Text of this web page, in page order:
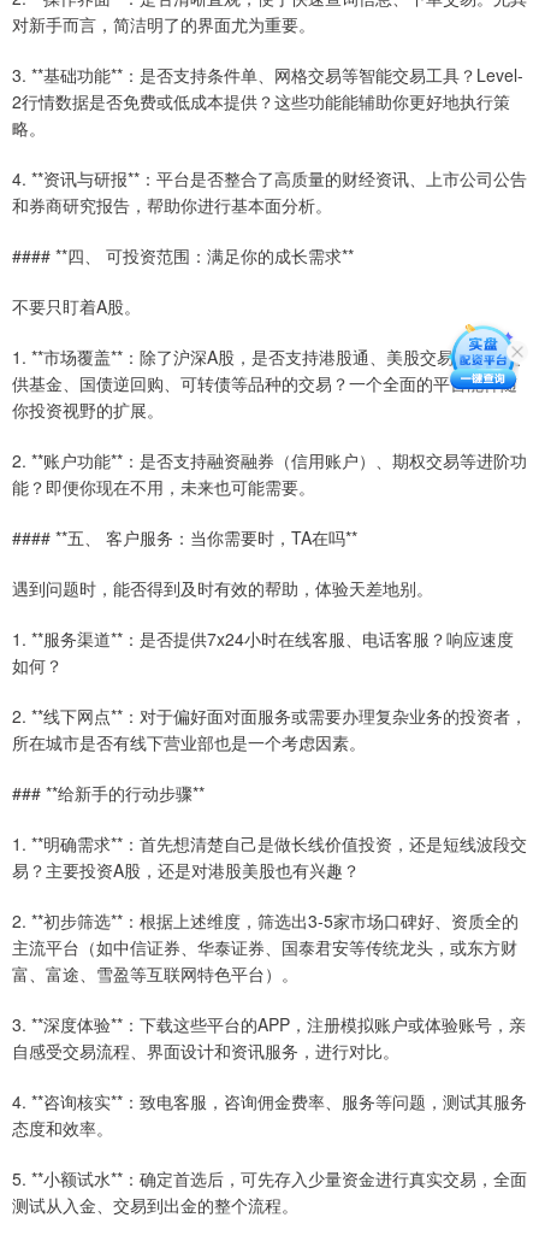
对新手而言，简洁明了的界面尤为重要。
3. **基础功能**：是否支持条件单、网格交易等智能交易工具？Level-
2行情数据是否免费或低成本提供？这些功能能辅助你更好地执行策
略。
4. **资讯与研报**：平台是否整合了高质量的财经资讯、上市公司公告
和券商研究报告，帮助你进行基本面分析。
#### **四、 可投资范围：满足你的成长需求**
不要只盯着A股。
1. **市场覆盖**：除了沪深A股，是否支持港股通、美股交易？是否提
供基金、国债逆回购、可转债等品种的交易？一个全面的平台能伴随
你投资视野的扩展。
2. **账户功能**：是否支持融资融券（信用账户）、期权交易等进阶功
能？即便你现在不用，未来也可能需要。
#### **五、 客户服务：当你需要时，TA在吗**
遇到问题时，能否得到及时有效的帮助，体验天差地别。
1. **服务渠道**：是否提供7x24小时在线客服、电话客服？响应速度
如何？
2. **线下网点**：对于偏好面对面服务或需要办理复杂业务的投资者，
所在城市是否有线下营业部也是一个考虑因素。
### **给新手的行动步骤**
1. **明确需求**：首先想清楚自己是做长线价值投资，还是短线波段交
易？主要投资A股，还是对港股美股也有兴趣？
2. **初步筛选**：根据上述维度，筛选出3-5家市场口碑好、资质全的
主流平台（如中信证券、华泰证券、国泰君安等传统龙头，或东方财
富、富途、雪盈等互联网特色平台）。
3. **深度体验**：下载这些平台的APP，注册模拟账户或体验账号，亲
自感受交易流程、界面设计和资讯服务，进行对比。
4. **咨询核实**：致电客服，咨询佣金费率、服务等问题，测试其服务
态度和效率。
5. **小额试水**：确定首选后，可先存入少量资金进行真实交易，全面
测试从入金、交易到出金的整个流程。